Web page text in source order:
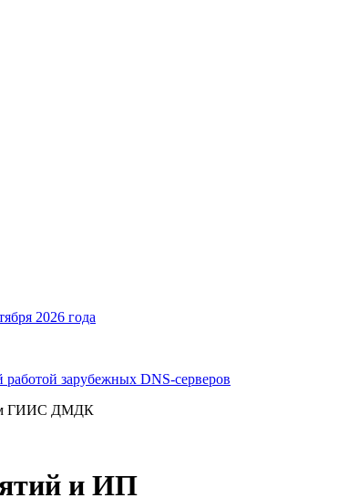
2026 года
зарубежных DNS-серверов
ГИИС ДМДК
и ИП